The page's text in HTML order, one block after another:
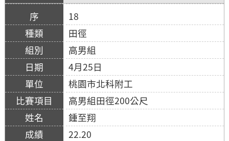
18
田徑
高男組
4月25日
桃園市北科附工
高男組田徑200公尺
鍾至翔
22.20